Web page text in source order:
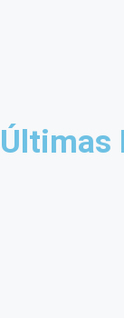
Últimas